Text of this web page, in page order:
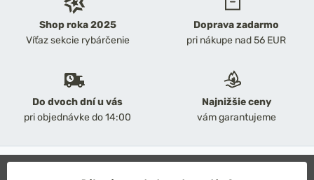
Shop roka 2025
Víťaz sekcie rybárčenie
Doprava zadarmo
pri nákupe nad 56 EUR
Do dvoch dní u vás
pri objednávke do 14:00
Najnižšie ceny
vám garantujeme